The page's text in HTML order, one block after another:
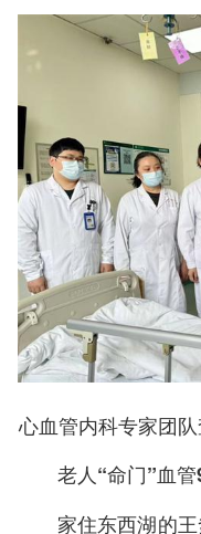
心血管内科专家团
老人“命门”血
家住东西湖的